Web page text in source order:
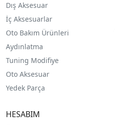
Dış Aksesuar
İç Aksesuarlar
Oto Bakım Ürünleri
Aydınlatma
Tuning Modifiye
Oto Aksesuar
Yedek Parça
HESABIM